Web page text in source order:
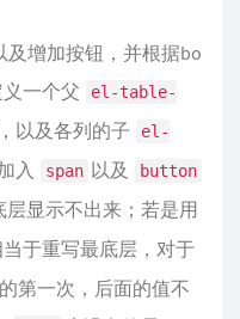
增加按钮，并根据bo
一个父
el-table-
以及各列的子 el-
入 span 以及 button
层显示不出来；若是用
于重写最底层，对于
第一次，后面的值不